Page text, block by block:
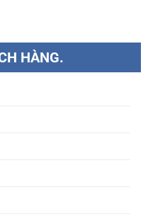
HÀNG.